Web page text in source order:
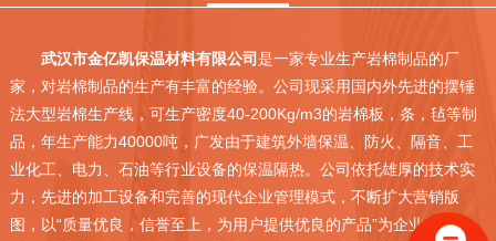
武汉市金亿凯保温材料有限公司是一家专业生产岩棉制品的厂
家，对岩棉制品的生产有丰富的经验。公司现采用国内外先进的摆锤
法大型岩棉生产线，可生产密度40-200Kg/m3的岩棉板，条，毡等制
品，年生产能力40000吨，广发由于建筑外墙保温、防火、隔音、工
业化工、电力、石油等行业设备的保温隔热。公司依托雄厚的技术实
力，先进的加工设备和完善的现代企业管理模式，不断扩大营销版
图，以“质量优良，信誉至上，为用户提供优良的产品”为企业宗旨，